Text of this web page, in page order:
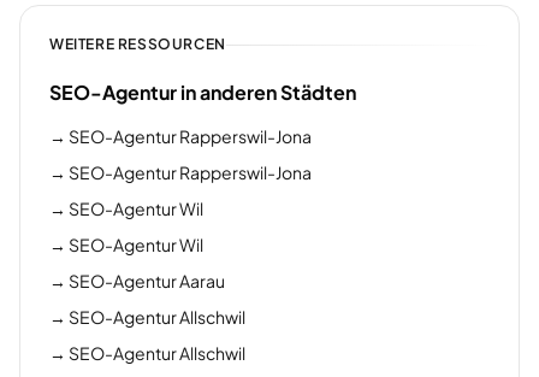
WEITERE RESSOURCEN
SEO-Agentur in anderen Städten
→ SEO-Agentur Rapperswil-Jona
→ SEO-Agentur Rapperswil-Jona
→ SEO-Agentur Wil
→ SEO-Agentur Wil
→ SEO-Agentur Aarau
→ SEO-Agentur Allschwil
→ SEO-Agentur Allschwil